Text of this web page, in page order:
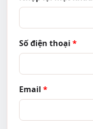
Số điện thoại
Email